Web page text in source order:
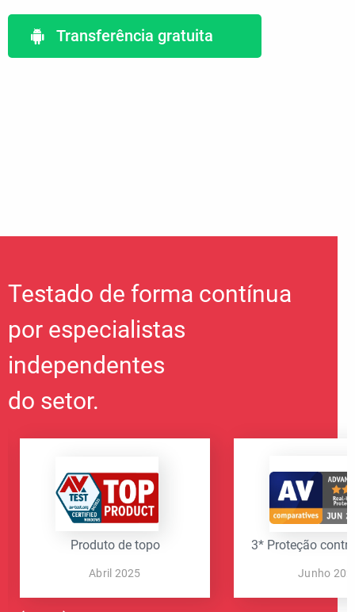
Transferência gratuita
Testado de forma contínua
por especialistas
independentes
do setor.
Produto de topo
Abril 2025
3* Proteção
Junho